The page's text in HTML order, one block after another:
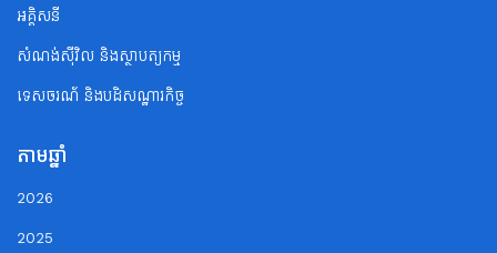
អគ្គិសនី
សំណង់ស៊ីវិល និងស្ថាបត្យកម្ម
ទេសចរណ័ និងបដិសណ្ឋារកិច្ច
តាមឆ្នាំ
2026
2025